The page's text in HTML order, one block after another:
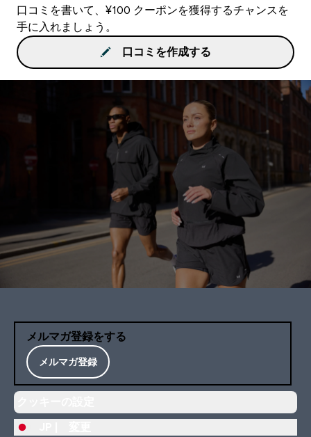
口コミを書いて、¥100 クーポンを獲得するチャンスを
手に入れましょう。
口コミを作成する
メルマガ登録をする
メルマガ登録